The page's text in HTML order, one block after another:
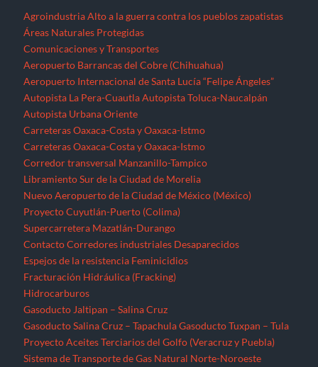
Agroindustria Alto a la guerra contra los pueblos zapatistas
Áreas Naturales Protegidas
Comunicaciones y Transportes
Aeropuerto Barrancas del Cobre (Chihuahua)
Aeropuerto Internacional de Santa Lucía “Felipe Ángeles”
Autopista La Pera-Cuautla Autopista Toluca-Naucalpán
Autopista Urbana Oriente
Carreteras Oaxaca-Costa y Oaxaca-Istmo
Carreteras Oaxaca-Costa y Oaxaca-Istmo
Corredor transversal Manzanillo-Tampico
Libramiento Sur de la Ciudad de Morelia
Nuevo Aeropuerto de la Ciudad de México (México)
Proyecto Cuyutlán-Puerto (Colima)
Supercarretera Mazatlán-Durango
Contacto Corredores industriales Desaparecidos
Espejos de la resistencia Feminicidios
Fracturación Hidráulica (Fracking)
Hidrocarburos
Gasoducto Jaltipan – Salina Cruz
Gasoducto Salina Cruz – Tapachula Gasoducto Tuxpan – Tula
Proyecto Aceites Terciarios del Golfo (Veracruz y Puebla)
Sistema de Transporte de Gas Natural Norte-Noroeste